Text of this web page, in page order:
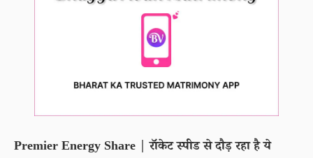
Premier Energy Share | रॉकेट स्पीड से दौड़ रहा है ये